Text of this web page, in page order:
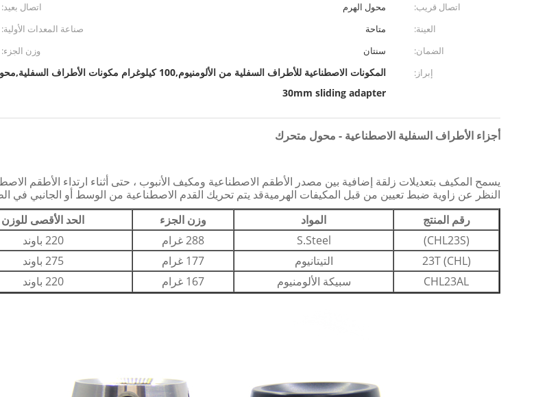
اتصال قريب:
محول الهرم اتصال بعيد:
العينة:
متاحة صناعة المعدات الأولية:
الضمان:
سنتان وزن الجزء:
إبراز:
المكونات الاصطناعية للأطراف السفلية من الألومنيوم,100 كيلوغرام مكونات الأطراف السفلية,محول متحرك 30 ملم
30mm sliding adapter
أجزاء الأطراف السفلية الاصطناعية - محول متحرك
يسمح المكيف بتعديلات زلقة إضافية بين مصدر الأطقم الاصطناعية ومكيف الأنبوب ، حتى أثناء ارتداء الأطقم
النظر عن زاوية ضبط تعيين من قبل المكيفات الهرميةقد يتم تحريك القدم الاصطناعية من الوسط أو الجانبي في
رقم المنتج المواد وزن الجزء
الحد الأقصى للوزن
(CHL23S)
S.Steel 288 غرام
220 باوند
(CHL) 23T
التيتانيوم 177 غرام
275 باوند
CHL23AL
سبيكة الألومنيوم 167 غرام 220 باوند